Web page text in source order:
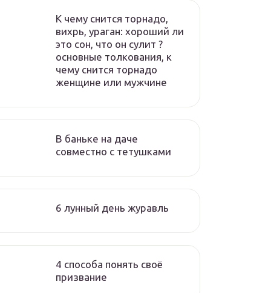
К чему снится торнадо,
вихрь, ураган: хороший ли
это сон, что он сулит ?
основные толкования, к
чему снится торнадо
женщине или мужчине
В баньке на даче
совместно с тетушками
6 лунный день журавль
4 способа понять своё
призвание